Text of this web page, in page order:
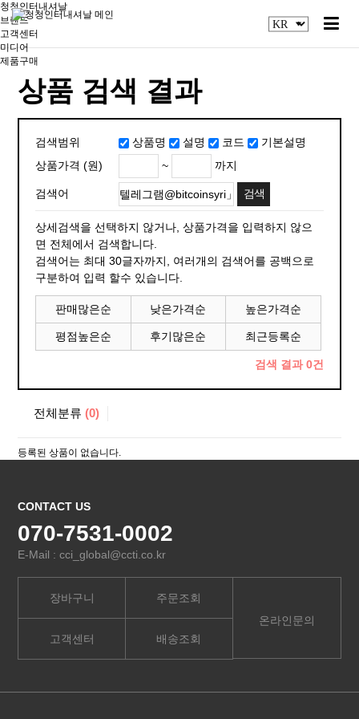
청청인터내셔날
브랜드
고객센터
미디어
제품구매
상품 검색 결과
검색범위 상품명 설명 코드
기본설명
상품가격 (원)
~ 까지
검색어
상세검색을 선택하지 않거나, 상품가격을 입력하지 않으
면 전체에서 검색합니다.
검색어는 최대 30글자까지, 여러개의 검색어를 공백으로
구분하여 입력 할수 있습니다.
판매많은순 낮은가격순 높은가격순
평점높은순 후기많은순 최근등록순
검색 결과0건
전체분류(0)
등록된 상품이 없습니다.
CONTACT US
070-7531-0002
E-Mail : cci_global@ccti.co.kr
장바구니
고객센터
주문조회
배송조회
온라인문의